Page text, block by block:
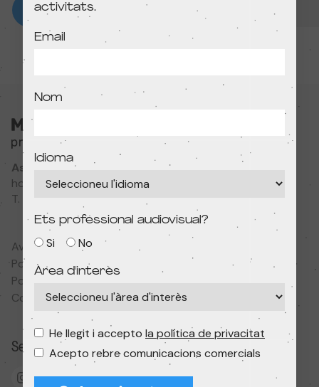
Associació Cultural MODIband
hola@primerfestivaldecine.com
T. 933 023 553
Avís legal
Política de privadesa
Política de cookies
Condicions de contractació
Segueix-nos
activitats.
Email
Nom
Idioma
Ets professional audiovisual?
Si No
Àrea d'interès
He llegit i accepto la política de privacitat
Acepto rebre comunicacions comercials